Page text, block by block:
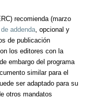
recomienda (marzo
addenda, opcional y
de publicación
los editores con la
embargo del programa
similar para el
ser adaptado para su
otros mandatos